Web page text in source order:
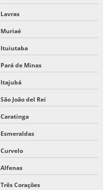
Lavras
Muriaé
Ituiutaba
Pará de Minas
Itajubá
São João del Rei
Caratinga
Esmeraldas
Curvelo
Alfenas
Três Corações